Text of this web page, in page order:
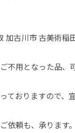
加古川市 古美術稲
不用となった品、
ておりますので、
依頼も、承ります。